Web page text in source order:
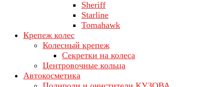
Sheriff
Starline
Tomahawk
Крепеж колес
Колесный крепеж
Секретки на колеса
Центровочные кольца
Автокосметика